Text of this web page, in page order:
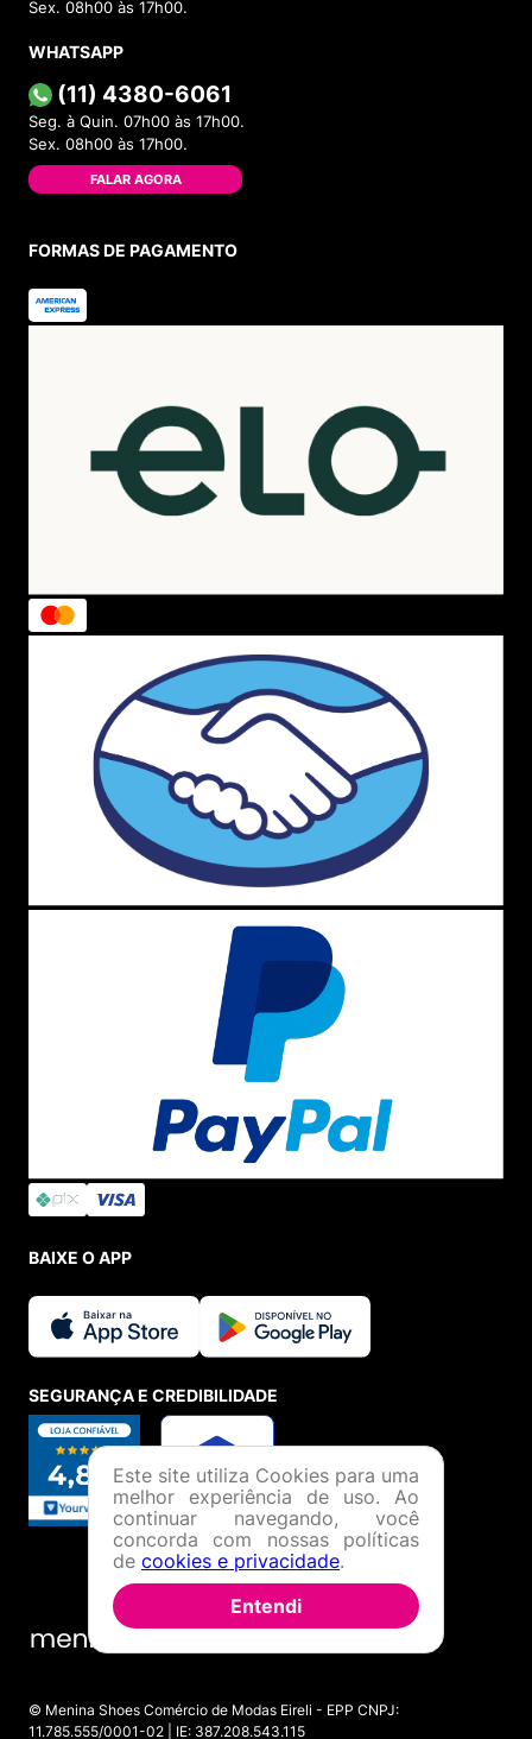
Sex. 08h00 às 17h00.
WHATSAPP
(11) 4380-6061
Seg. à Quin. 07h00 às 17h00.
Sex. 08h00 às 17h00.
FALAR AGORA
FORMAS DE PAGAMENTO
BAIXE O APP
SEGURANÇA E CREDIBILIDADE
© Menina Shoes Comércio de Modas Eireli - EPP CNPJ:
11.785.555/0001-02 | IE: 387.208.543.115
Este site utiliza Cookies para uma
melhor experiência de uso. Ao
continuar navegando, você
concorda com nossas políticas
de cookies e privacidade.
Entendi